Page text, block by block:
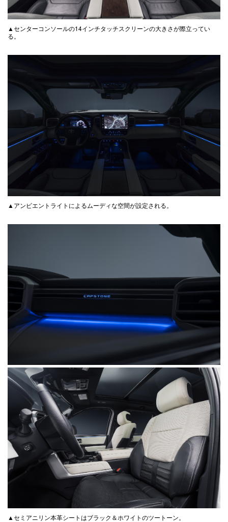
▲センターコンソールの14インチタッチスクリーンの大きさが際立ってい
る。
▲アンビエントライトによるムーディな空間が設定される。
▲セミアニリン本革シートはブラック＆ホワイトのツートーン。